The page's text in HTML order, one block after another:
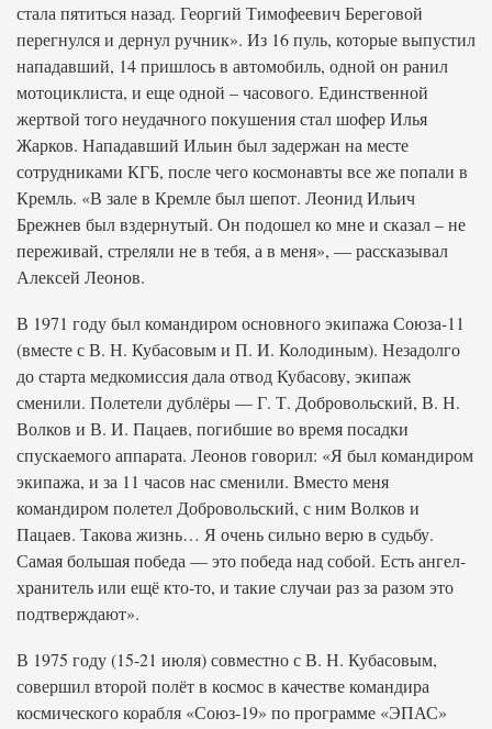
стала пятиться назад. Георгий Тимофеевич Береговой
перегнулся и дернул ручник». Из 16 пуль, которые выпустил
нападавший, 14 пришлось в автомобиль, одной он ранил
мотоциклиста, и еще одной – часового. Единственной
жертвой того неудачного покушения стал шофер Илья
Жарков. Нападавший Ильин был задержан на месте
сотрудниками КГБ, после чего космонавты все же попали в
Кремль. «В зале в Кремле был шепот. Леонид Ильич
Брежнев был вздернутый. Он подошел ко мне и сказал – не
переживай, стреляли не в тебя, а в меня», — рассказывал
Алексей Леонов.
В 1971 году был командиром основного экипажа Союза-11
(вместе с В. Н. Кубасовым и П. И. Колодиным). Незадолго
до старта медкомиссия дала отвод Кубасову, экипаж
сменили. Полетели дублёры — Г. Т. Добровольский, В. Н.
Волков и В. И. Пацаев, погибшие во время посадки
спускаемого аппарата. Леонов говорил: «Я был командиром
экипажа, и за 11 часов нас сменили. Вместо меня
командиром полетел Добровольский, с ним Волков и
Пацаев. Такова жизнь… Я очень сильно верю в судьбу.
Самая большая победа — это победа над собой. Есть ангел-
хранитель или ещё кто-то, и такие случаи раз за разом это
подтверждают».
В 1975 году (15-21 июля) совместно с В. Н. Кубасовым,
совершил второй полёт в космос в качестве командира
космического корабля «Союз-19» по программе «ЭПАС»